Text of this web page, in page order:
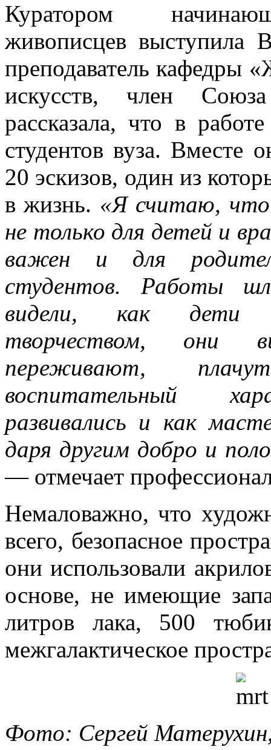
Куратором
живописцев выступила
преподаватель кафедры
искусств, член
рассказала, что в
студентов вуза. Вместе
20 эскизов, один из
в жизнь. «Я считаю,
не только для детей и
важен и для
студентов. Работы
видели, как дети
творчеством, они
переживают,
воспитательный
развивались и как
даря другим добро и
— отмечает
Немаловажно, что
всего, безопасное
они использовали
основе, не имеющие
литров лака, 500
межгалактическое
Фото: Сергей